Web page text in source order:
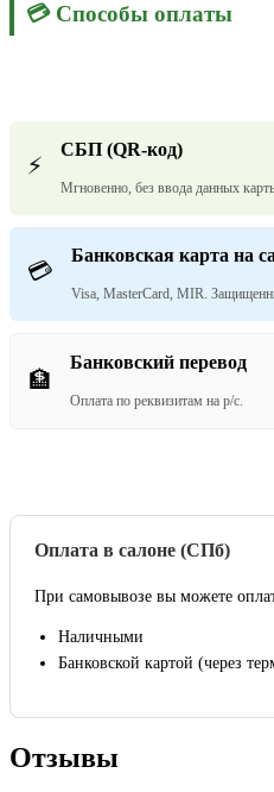
💳 Способы оплаты
⚡
СБП (QR-код)
Мгновенно, без ввода данных
💳
Банковская карта на
Visa, MasterCard, MIR.
🏦
Банковский перевод
Оплата по реквизитам на р/с.
Оплата в салоне (СПб)
При самовывозе вы можете
Наличными
Банковской картой (через
Отзывы